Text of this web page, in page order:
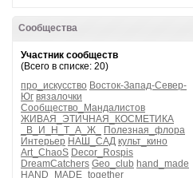
Сообщества
Участник сообществ
(Всего в списке: 20)
про_искусство Восток-Запад-Север-
Юг вязалочки
Сообщество_Мандалистов
ЖИВАЯ_ЭТИЧНАЯ_КОСМЕТИКА
_В_И_Н_Т_А_Ж_
Полезная_флора
Интерьер НАШ_САД культ_кино
Art_ChaoS Decor_Rospis
DreamCatchers Geo_club hand_made
HAND_MADE_together